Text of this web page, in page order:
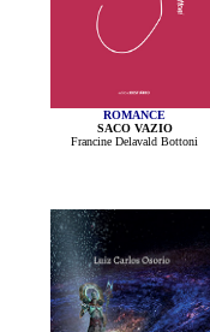
ROMANCE
SACO VAZIO
Francine Delavald Bottoni